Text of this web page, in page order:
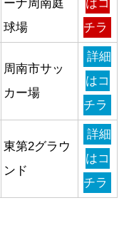
ーナ周南庭
球場
はコ
チラ
周南市サッ
カー場
詳細
はコ
チラ
東第2グラウ
ンド
詳細
はコ
チラ